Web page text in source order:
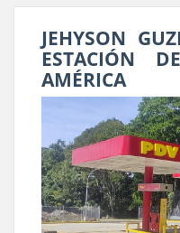
JEHYSON
ESTACIÓN
AMÉRICA